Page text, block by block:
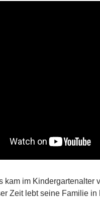
kam im Kindergartenalter
Zeit lebt seine Familie in